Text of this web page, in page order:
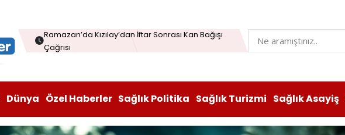
Çorba sofraların hem lezzeti hem sağlığı oldu
Dünya Özel Haberler Sağlık Politika Sağlık Turizmi Sağlık Asayiş